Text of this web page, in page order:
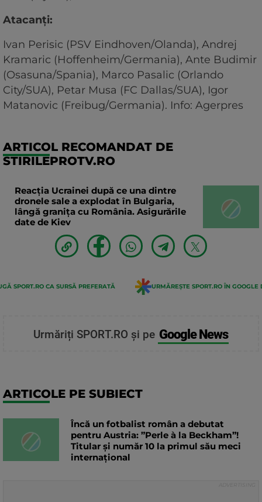
Atacanţi:
Ivan Perisic (PSV Eindhoven/Olanda), Andrej
Kramaric (Hoffenheim/Germania), Ante Budimir
(Osasuna/Spania), Marco Pasalic (Orlando
City/SUA), Petar Musa (FC Dallas/SUA), Igor
Matanovic (Freibug/Germania). Info: Agerpres
ARTICOL RECOMANDAT DE
STIRILEPROTV.RO
Reacția Ucrainei după ce una dintre
dronele sale a explodat în Bulgaria,
lângă granița cu România. Asigurările
date de Kiev
SPORT.RO CA SURSĂ PREFERATĂ URMĂREȘTE SPORT.RO ÎN GOOGLE
Urmăriți SPORT.RO și pe Google News
ARTICOLE PE SUBIECT
Încă un fotbalist român a debutat
pentru Austria: ”Perle à la Beckham”!
Titular și număr 10 la primul său meci
internațional